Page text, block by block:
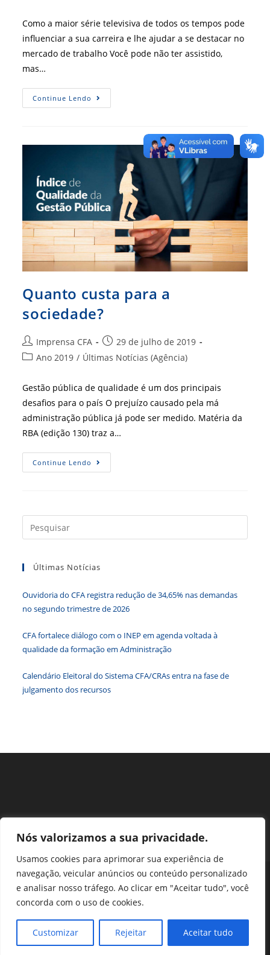
Nós valorizamos a sua privacidade.
Usamos cookies para aprimorar sua experiência de
navegação, veicular anúncios ou conteúdo personalizado
e analisar nosso tráfego. Ao clicar em "Aceitar tudo", você
concorda com o uso de cookies.
Customizar Rejeitar Aceitar tudo
post:
Como a maior série televisiva de todos os tempos pode
influenciar a sua carreira e lhe ajudar a se destacar no
mercado de trabalho Você pode não ter assistido,
mas…
Continue Lendo O
Legado
Quanto custa para a
sociedade?
Autor
do
Imprensa CFA
Post
publicado:
29 de julho de 2019
Categoria
post:
Ano 2019 / Últimas Notícias (Agência)
Gestão pública de qualidade é um dos principais
desafios para o país O prejuízo causado pela má
administração pública já pode ser medido. Matéria da
RBA (edição 130) traz a…
Continue Lendo Quanto
Custa
a
Últimas Notícias
Ouvidoria do CFA registra redução de 34,65% nas demandas
no segundo trimestre de 2026
CFA fortalece diálogo com o INEP em agenda voltada à
qualidade da formação em Administração
Calendário Eleitoral do Sistema CFA/CRAs entra na fase de
julgamento dos recursos
Perguntas Frequentes
Ouvidoria
Transparência e prestação de contas
Assessoria de Imprensa
Setor de Autarquias Sul 1 Bloco L Edificio CFA - Asa Sul, Brasília -
DF, 70070-932 | Telefone: (61) 3218-1800 | cfa@cfa.org.br |
Copyright - 2024 CFA | All Rights Reserved | Powered by CFA